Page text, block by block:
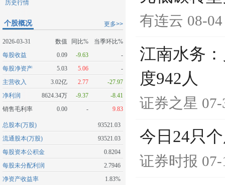
历史行情
更多>>
个股概况
2026-03-31 数值 同比%
当季环比%
每股收益
0.09 -9.63
-
每股净资产
5.03 5.06
-
主营收入
3.02亿 2.77
-27.97
净利润
8624.34万 -9.37
-8.41
销售毛利率
0.00 - 9.83
总股本(万股)
93521.03
流通股本(万股)
93521.03
每股资本公积金
0.8204
每股未分配利润
2.7946
净资产收益率
1.83%
有连云 08-
江南水务
度942人
证券之星
今日24只
证券时报